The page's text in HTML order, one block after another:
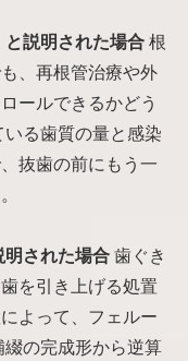
説明された場合 根
、再根管治療や外
ールできるかどう
る歯質の量と感染
抜歯の前にもう一
された場合 歯ぐき
を引き上げる処置
よって、フェルー
の完成形から逆算